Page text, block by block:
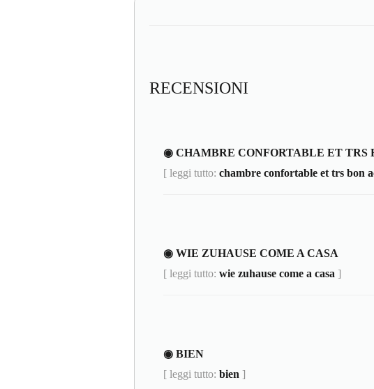
RECENSIONI
◉ CHAMBRE CONFORTABLE ET TRS
[ leggi tutto: chambre confortable et trs bon
◉ WIE ZUHAUSE COME A CASA
[ leggi tutto: wie zuhause come a casa ]
◉ BIEN
[ leggi tutto: bien ]